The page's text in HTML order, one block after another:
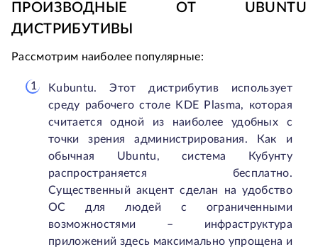
ПРОИЗВОДНЫЕ ОТ UBUNTU
ДИСТРИБУТИВЫ
Рассмотрим наиболее популярные:
Kubuntu. Этот дистрибутив использует
среду рабочего столе KDE Plasma, которая
считается одной из наиболее удобных с
точки зрения администрирования. Как и
обычная Ubuntu, система Кубунту
распространяется бесплатно.
Существенный акцент сделан на удобство
ОС для людей с ограниченными
возможностями – инфраструктура
приложений здесь максимально упрощена и